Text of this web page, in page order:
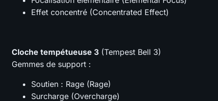
Effet concentré (Concentrated Effect)
Cloche tempétueuse 3 (Tempest Bell 3)
Gemmes de support :
Soutien : Rage (Rage)
Surcharge (Overcharge)